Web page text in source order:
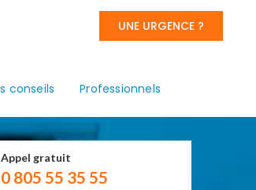
UNE URGENCE ?
conseils Professionnels
Appel gratuit
0 805 55 35 55